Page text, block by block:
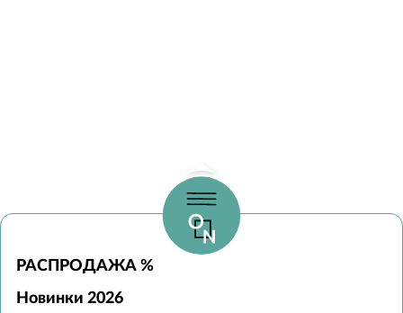
РАСПРОДАЖА %
Новинки 2026